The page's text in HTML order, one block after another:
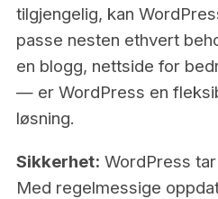
tilgjengelig, kan
passe nesten ethvert
en blogg, nettside for
— er WordPress en
løsning.
Sikkerhet: WordPress
Med regelmessige